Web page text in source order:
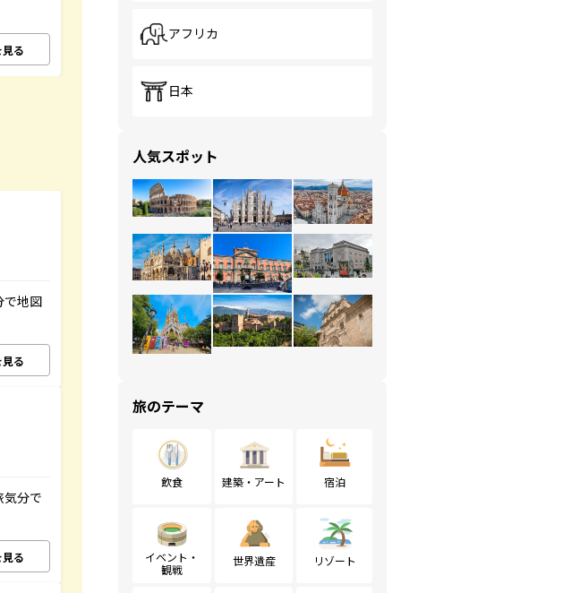
る
で地図
る
気分で
る
アフリカ
日本
人気スポット
旅のテーマ
飲食 建築・アート 宿泊
イベント・
観戦
世界遺産 リゾート